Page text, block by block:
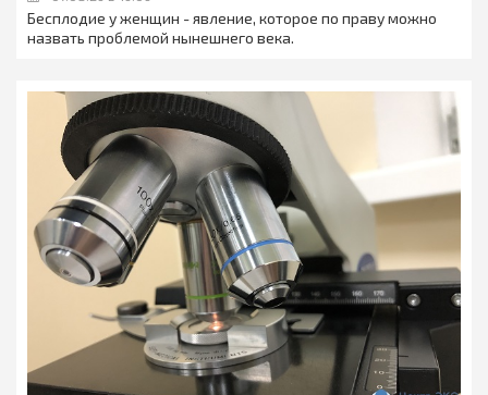
Бесплодие у женщин - явление, которое по праву можно
назвать проблемой нынешнего века.